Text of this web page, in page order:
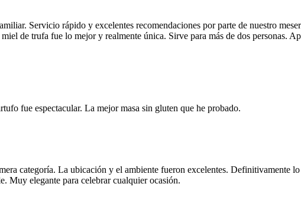
Servicio rápido y excelentes recomendaciones por parte de nuestro
de trufa fue lo mejor y realmente única. Sirve para más de dos personas.
fue espectacular. La mejor masa sin gluten que he probado.
categoría. La ubicación y el ambiente fueron excelentes. Definitivamente
Muy elegante para celebrar cualquier ocasión.